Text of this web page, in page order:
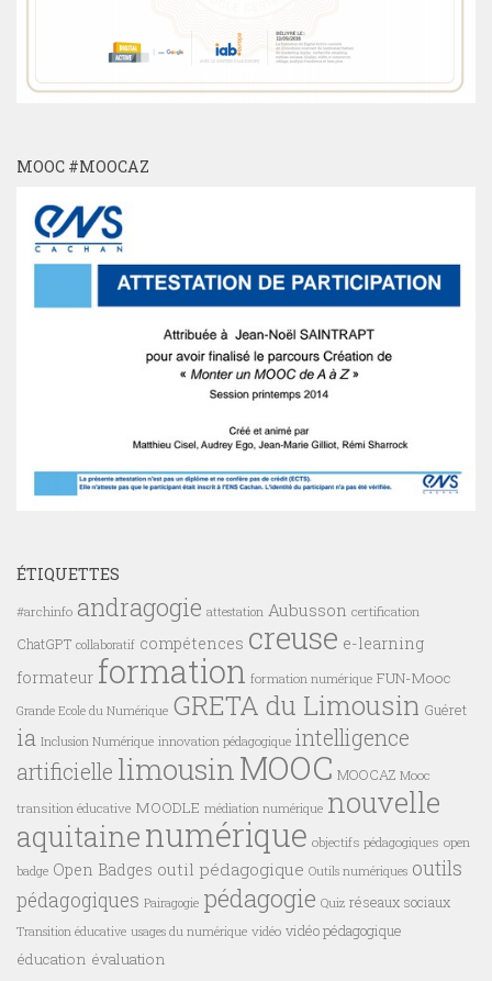
MOOC #MOOCAZ
ÉTIQUETTES
#archinfo andragogie attestation Aubusson certification
ChatGPT collaboratif compétences creuse e-learning
formateur formation formation numérique FUN-Mooc
Grande Ecole du Numérique GRETA du Limousin Guéret
ia Inclusion Numérique innovation pédagogique intelligence
artificielle limousin MOOC MOOCAZ Mooc
transition éducative MOODLE médiation numérique nouvelle
aquitainenumérique objectifs pédagogiques open
badge Open Badges outil pédagogique Outils numériques outils
pédagogiques Pairagogie pédagogie Quiz réseaux sociaux
Transition éducative usages du numérique vidéo vidéo pédagogique
éducation évaluation